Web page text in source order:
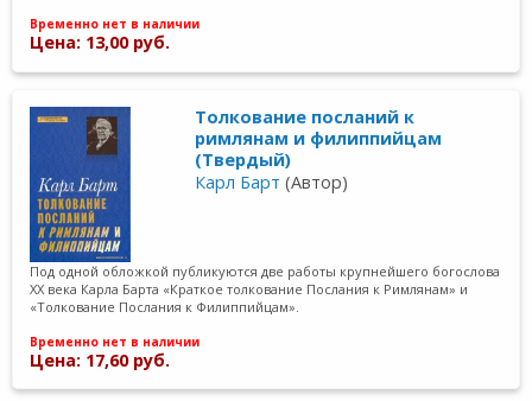
Временно нет в наличии
Цена: 13,00 руб.
Толкование посланий к
римлянам и филиппийцам
(Твердый)
Карл Барт (Автор)
Под одной обложкой публикуются две работы крупнейшего богослова
ХХ века Карла Барта «Краткое толкование Послания к Римлянам» и
«Толкование Послания к Филиппийцам».
Временно нет в наличии
Цена: 17,60 руб.